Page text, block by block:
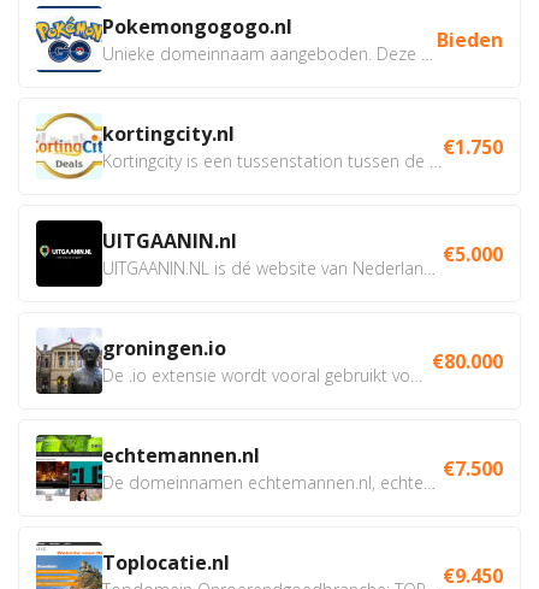
Pokemongogogo.nl Bieden
kortingcity.nl €1.750
UITGAANIN.nl €5.000
groningen.io €80.000
echtemannen.nl €7.500
Toplocatie.nl €9.450